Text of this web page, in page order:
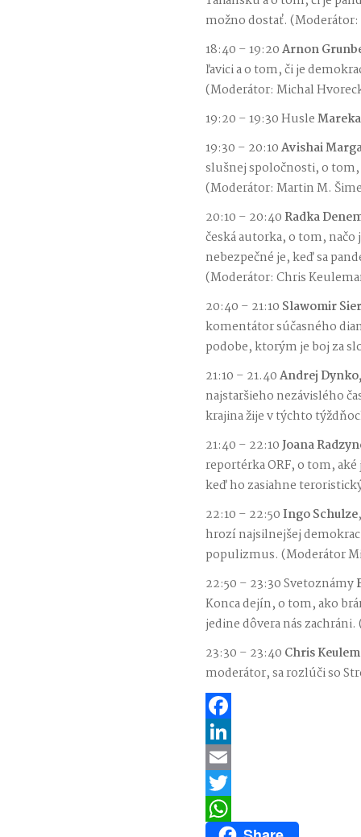
možno dostať.
18:40 – 19:20Arnon
ľavici a o tom, či je
(Moderátor: Michal
19:20 – 19:30 Husle
19:30 – 20:10Avishai
slušnej spoločnosti, o
(Moderátor: Martin M.
20:10 – 20:40Radka
česká autorka, o tom,
nebezpečné je, keď sa
(Moderátor: Chris
20:40 – 21:10 Slawomir
komentátor súčasného
podobe, ktorým je boj za
21:10 – 21.40Andrej
najstaršieho nezávislého
krajina žije v týchto
21:40 – 22:10Joana
reportérka ORF, o tom,
keď ho zasiahne
22:10 – 22:50Ingo Schulze
hrozí najsilnejšej
populizmus. (Moderátor
22:50 – 23:30 Svetoznámy
Konca dejín, o tom, ako
jedine dôvera nás
23:30 – 23:40 Chris
moderátor, sa rozlúči so
Facebook
LinkedIn
Email
Twitter